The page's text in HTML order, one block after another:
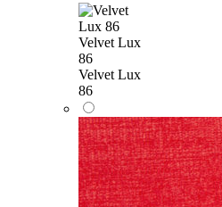
Velvet Lux
86
Velvet Lux
86